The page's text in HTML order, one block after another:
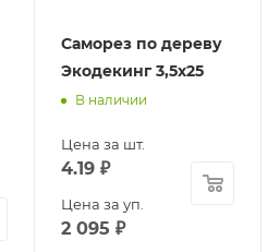
Саморез по дереву
Экодекинг 3,5х25
В наличии
Цена за шт.
4.19 ₽
Цена за уп.
2 095 ₽